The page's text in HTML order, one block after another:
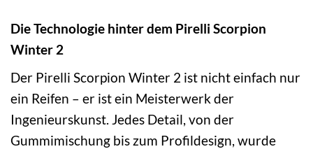
Die Technologie hinter dem Pirelli Scorpion
Winter 2
Der Pirelli Scorpion Winter 2 ist nicht einfach nur
ein Reifen – er ist ein Meisterwerk der
Ingenieurskunst. Jedes Detail, von der
Gummimischung bis zum Profildesign, wurde